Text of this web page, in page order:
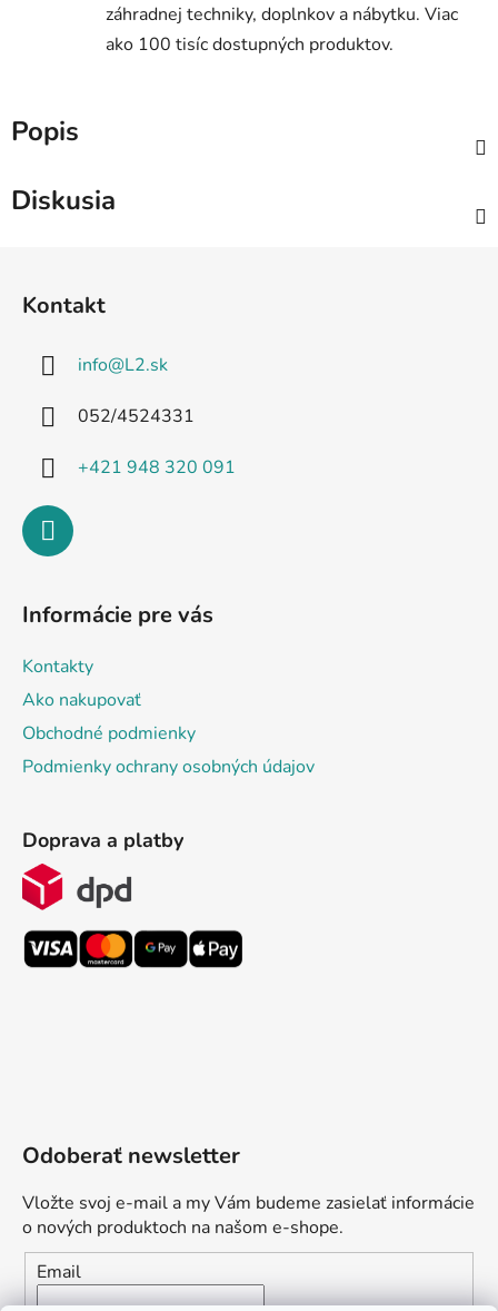
záhradnej techniky, doplnkov a nábytku. Viac
ako 100 tisíc dostupných produktov.
Popis
Diskusia
Kontakt
info@L2.sk
052/4524331
+421 948 320 091
Informácie pre vás
Kontakty
Ako nakupovať
Obchodné podmienky
Podmienky ochrany osobných údajov
Doprava a platby
Odoberať newsletter
Vložte svoj e-mail a my Vám budeme zasielať informácie
o nových produktoch na našom e-shope.
Email